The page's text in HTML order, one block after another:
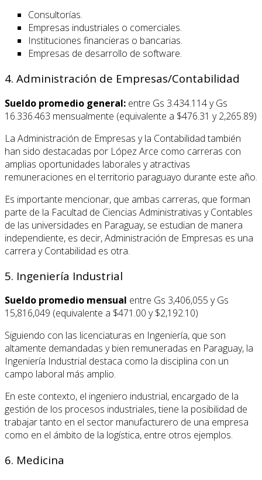
Consultorías.
Empresas industriales o comerciales.
Instituciones financieras o bancarias.
Empresas de desarrollo de software.
4. Administración de Empresas/Contabilidad
Sueldo promedio general: entre Gs 3.434.114 y Gs
16.336.463 mensualmente (equivalente a $476.31 y 2,265.89)
La Administración de Empresas y la Contabilidad también
han sido destacadas por López Arce como carreras con
amplias oportunidades laborales y atractivas
remuneraciones en el territorio paraguayo durante este año.
Es importante mencionar, que ambas carreras, que forman
parte de la Facultad de Ciencias Administrativas y Contables
de las universidades en Paraguay, se estudian de manera
independiente, es decir, Administración de Empresas es una
carrera y Contabilidad es otra.
5. Ingeniería Industrial
Sueldo promedio mensual entre Gs 3,406,055 y Gs
15,816,049 (equivalente a $471.00 y $2,192.10)
Siguiendo con las licenciaturas en Ingeniería, que son
altamente demandadas y bien remuneradas en Paraguay, la
Ingeniería Industrial destaca como la disciplina con un
campo laboral más amplio.
En este contexto, el ingeniero industrial, encargado de la
gestión de los procesos industriales, tiene la posibilidad de
trabajar tanto en el sector manufacturero de una empresa
como en el ámbito de la logística, entre otros ejemplos.
6. Medicina